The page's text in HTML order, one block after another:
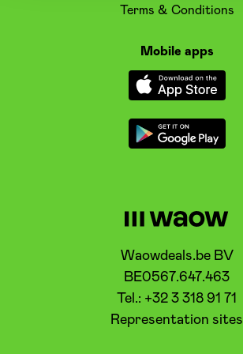
Waowdeals.be BV
BE0567.647.463
Tel.: +32 3 318 91 71
Representation sites
Terms & Conditions
Mobile apps